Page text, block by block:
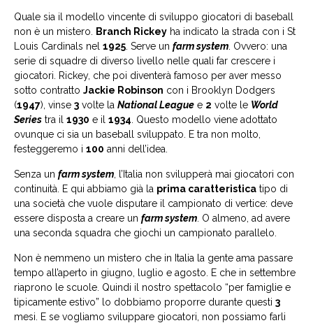
Quale sia il modello vincente di sviluppo giocatori di baseball
non è un mistero.
Branch Rickey ha indicato la strada con i St
Louis Cardinals nel 1925 . Serve un farm system . Ovvero: una
serie di squadre di diverso livello nelle quali far crescere i
giocatori. Rickey, che poi diventerà famoso per aver messo
sotto contratto Jackie Robinson con i Brooklyn Dodgers
(1947), vinse 3 volte la National League e 2 volte le World
Series tra il 1930 e il 1934 . Questo modello viene adottato
ovunque ci sia un baseball sviluppato. E tra non molto,
festeggeremo i 100 anni dell’idea.
Senza un farm system , l’Italia non svilupperà mai giocatori con
continuità. E qui abbiamo già la prima caratteristica tipo di
una società che vuole disputare il campionato di vertice: deve
essere disposta a creare un farm system . O almeno, ad avere
una seconda squadra che giochi un campionato parallelo.
Non è nemmeno un mistero che in Italia la gente ama passare
tempo all’aperto in giugno, luglio e agosto. E che in settembre
riaprono le scuole. Quindi il nostro spettacolo “per famiglie e
tipicamente estivo” lo dobbiamo proporre durante questi 3
mesi. E se vogliamo sviluppare giocatori, non possiamo farli